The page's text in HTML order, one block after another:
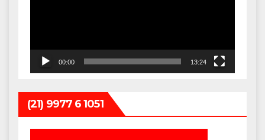
00:00 13:24
(21) 9977 6 1051